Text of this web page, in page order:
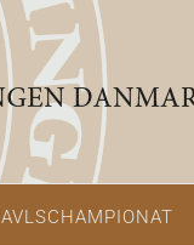
AVLSCHAMPIONAT